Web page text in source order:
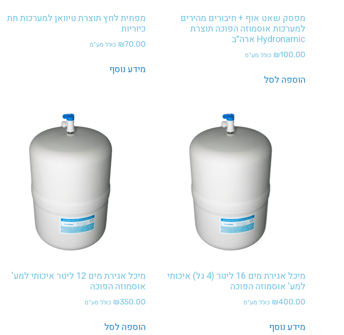
מפסק שאט אוף + חיבורים מהירים
למערכות אוסמוזה הפוכה תוצרת
Hydronamic ארה״ב
₪100.00 כולל מע"מ
הוספה לסל
מפחית לחץ תוצרת טיוואן למערכות תת
כיוריות
₪70.00 כולל מע"מ
מידע נוסף
מיכל אגירת מים 16 ליטר (4 גל) איכותי
למע' אוסמוזה הפוכה
₪400.00 כולל מע"מ
מידע נוסף
מיכל אגירת מים 12 ליטר איכותי למע'
אוסמוזה הפוכה
₪350.00 כולל מע"מ
הוספה לסל